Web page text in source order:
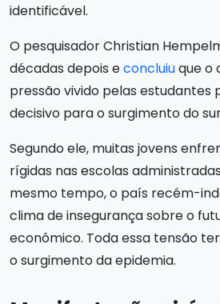
identificável.
O pesquisador Christian
décadas depois econcluiuque o
pressão vivido pelas estudantes
decisivo para o surgimento do
Segundo ele, muitas jovens
rígidas nas escolas
mesmo tempo, o país recém-
clima de insegurança sobre o
econômico. Toda essa tensão
o surgimento da epidemia.